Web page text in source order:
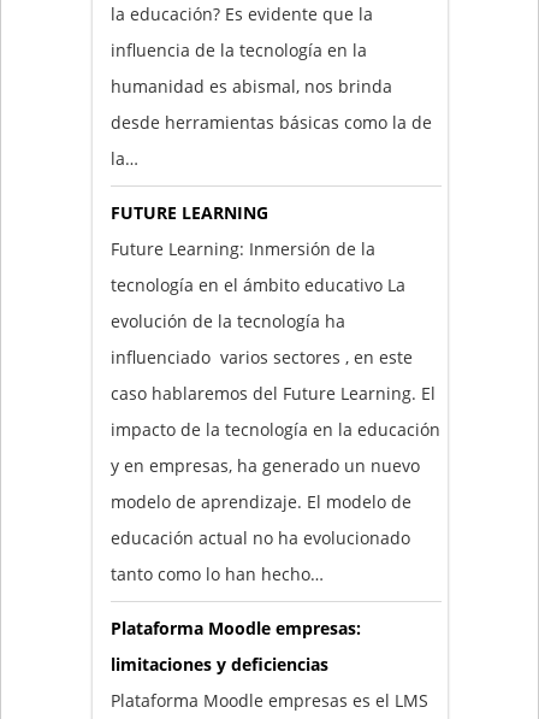
la educación? Es evidente que la
influencia de la tecnología en la
humanidad es abismal, nos brinda
desde herramientas básicas como la de
la…
FUTURE LEARNING
Future Learning: Inmersión de la
tecnología en el ámbito educativo La
evolución de la tecnología ha
influenciado varios sectores , en este
caso hablaremos del Future Learning. El
impacto de la tecnología en la educación
y en empresas, ha generado un nuevo
modelo de aprendizaje. El modelo de
educación actual no ha evolucionado
tanto como lo han hecho…
Plataforma Moodle empresas:
limitaciones y deficiencias
Plataforma Moodle empresas es el LMS